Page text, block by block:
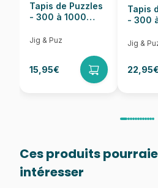
Tapis de Puzzles
- 300 à 1000
Jig & Puz
15,95€
Tapis
- 300
Jig &
22,95€
Ces produits
intéresser